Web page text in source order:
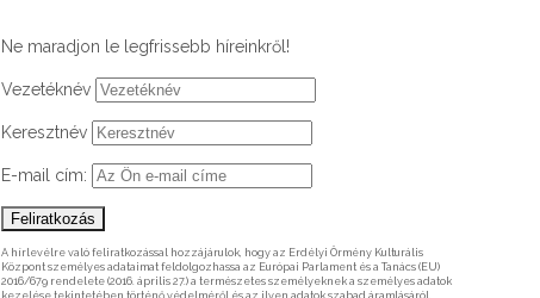
Ne maradjon le legfrissebb híreinkről!
Vezetéknév
Keresztnév
E-mail cím:
A hírlevélre való feliratkozással hozzájárulok, hogy az Erdélyi Örmény Kulturális
Központ személyes adataimat feldolgozhassa az Európai Parlament és a Tanács (EU)
2016/679 rendelete (2016. április 27.) a természetes személyeknek a személyes adatok
kezelése tekintetében történő védelméről és az ilyen adatok szabad áramlásáról,